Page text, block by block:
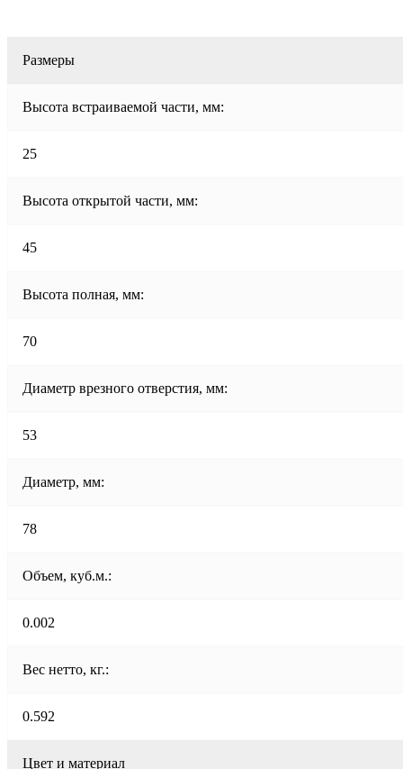
Размеры
Высота встраиваемой части, мм:
25
Высота открытой части, мм:
45
Высота полная, мм:
70
Диаметр врезного отверстия, мм:
53
Диаметр, мм:
78
Объем, куб.м.:
0.002
Вес нетто, кг.:
0.592
Цвет и материал